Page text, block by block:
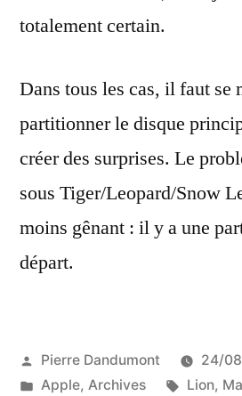
totalement certain.
Dans tous les cas, il faut se
partitionner le disque
créer des surprises. Le
sous Tiger/Leopard/Snow
moins gênant : il y a une
départ.
Publié
par
Pierre Dandumont
24/
Publié
Apple, Archives Lion,